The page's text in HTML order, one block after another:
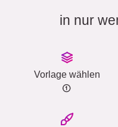
in nur
Vorlage wählen